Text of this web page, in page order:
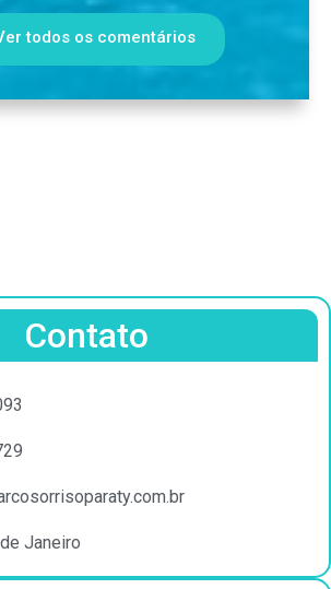
todos os comentários
Contato
Janeiro